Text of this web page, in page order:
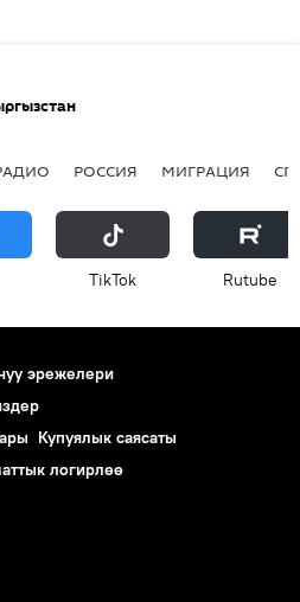
РОССИЯ МИГРАЦИЯ
ТikТоk Rutube
эрежелери
Купуялык саясаты
логирлөө